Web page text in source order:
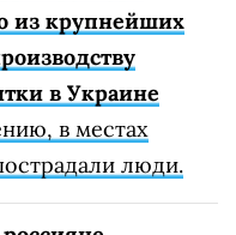
из крупнейших
в Украине
в местах
люди.